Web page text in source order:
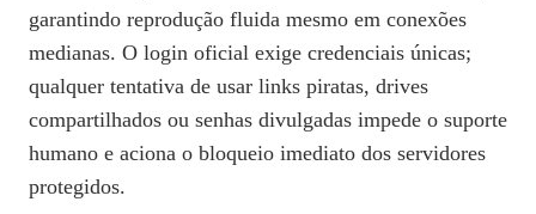
garantindo reprodução fluida mesmo em conexões
medianas. O login oficial exige credenciais únicas;
qualquer tentativa de usar links piratas, drives
compartilhados ou senhas divulgadas impede o suporte
humano e aciona o bloqueio imediato dos servidores
protegidos.